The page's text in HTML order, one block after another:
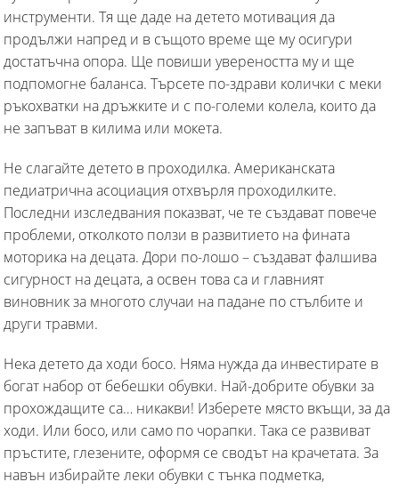
инструменти. Тя ще даде на детето мотивация да
продължи напред и в същото време ще му осигури
достатъчна опора. Ще повиши увереността му и ще
подпомогне баланса. Търсете по-здрави колички с меки
ръкохватки на дръжките и с по-големи колела, които да
не запъват в килима или мокета.
Не слагайте детето в проходилка. Американската
педиатрична асоциация отхвърля проходилките.
Последни изследвания показват, че те създават повече
проблеми, отколкото ползи в развитието на фината
моторика на децата. Дори по-лошо – създават фалшива
сигурност на децата, а освен това са и главният
виновник за многото случаи на падане по стълбите и
други травми.
Нека детето да ходи босо. Няма нужда да инвестирате в
богат набор от бебешки обувки. Най-добрите обувки за
прохождащите са… никакви! Изберете място вкъщи, за да
ходи. Или босо, или само по чорапки. Така се развиват
пръстите, глезените, оформя се сводът на крачетата. За
навън избирайте леки обувки с тънка подметка,